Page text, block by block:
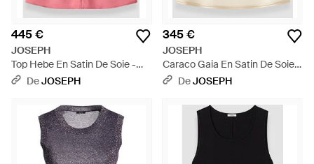
445 €
JOSEPH
Top Hebe En Satin De Soie -
RoseDeJOSEPH
345 €
JOSEPH
Caraco Gaia En Satin De Soie -
Blanc
DeJOSEPH